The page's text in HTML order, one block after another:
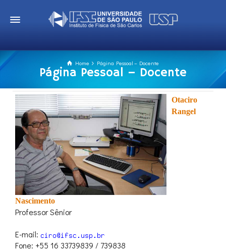
Home Página Pessoal – Docente
Página Pessoal – Docente
Otaciro
Rangel
Nascimento
Professor Sênior
E-mail:
Fone: +55 16 33739839 / 739838